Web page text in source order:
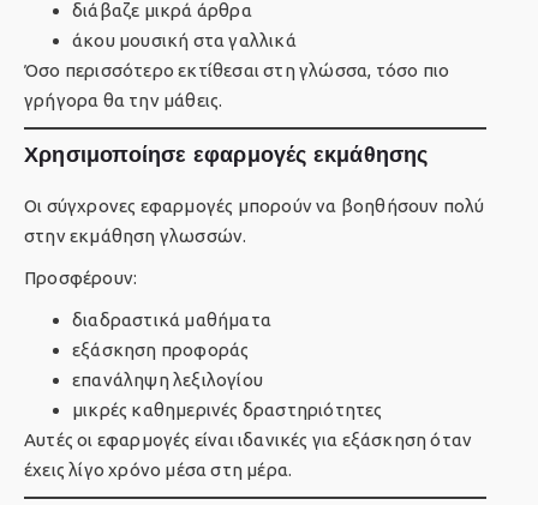
διάβαζε μικρά άρθρα
άκου μουσική στα γαλλικά
Όσο περισσότερο εκτίθεσαι στη γλώσσα, τόσο πιο
γρήγορα θα την μάθεις.
Χρησιμοποίησε εφαρμογές εκμάθησης
Οι σύγχρονες εφαρμογές μπορούν να βοηθήσουν πολύ
στην εκμάθηση γλωσσών.
Προσφέρουν:
διαδραστικά μαθήματα
εξάσκηση προφοράς
επανάληψη λεξιλογίου
μικρές καθημερινές δραστηριότητες
Αυτές οι εφαρμογές είναι ιδανικές για εξάσκηση όταν
έχεις λίγο χρόνο μέσα στη μέρα.